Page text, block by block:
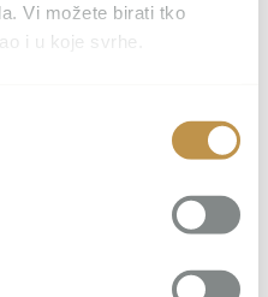
Vi možete birati tko
i u koje svrhe.
geografskoj lokaciji,
radijusa od nekoliko metara
karakteristike ("uzimanje
saznati više o tome